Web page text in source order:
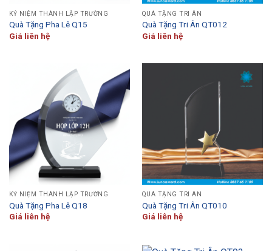
KỶ NIỆM THÀNH LẬP TRƯỜNG
Quà Tặng Pha Lê Q15
Giá liên hệ
QUÀ TẶNG TRI ÂN
Quà Tặng Tri Ân QT012
Giá liên hệ
KỶ NIỆM THÀNH LẬP TRƯỜNG
Quà Tặng Pha Lê Q18
Giá liên hệ
QUÀ TẶNG TRI ÂN
Quà Tặng Tri Ân QT010
Giá liên hệ